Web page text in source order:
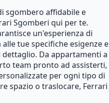
sgombero affidabile e
Sgomberi qui per te.
un'esperienza di
tue specifiche esigenze e
Da appartamenti a
team pronto ad assisterti,
per ogni tipo di
spazio o traslocare, Ferrari